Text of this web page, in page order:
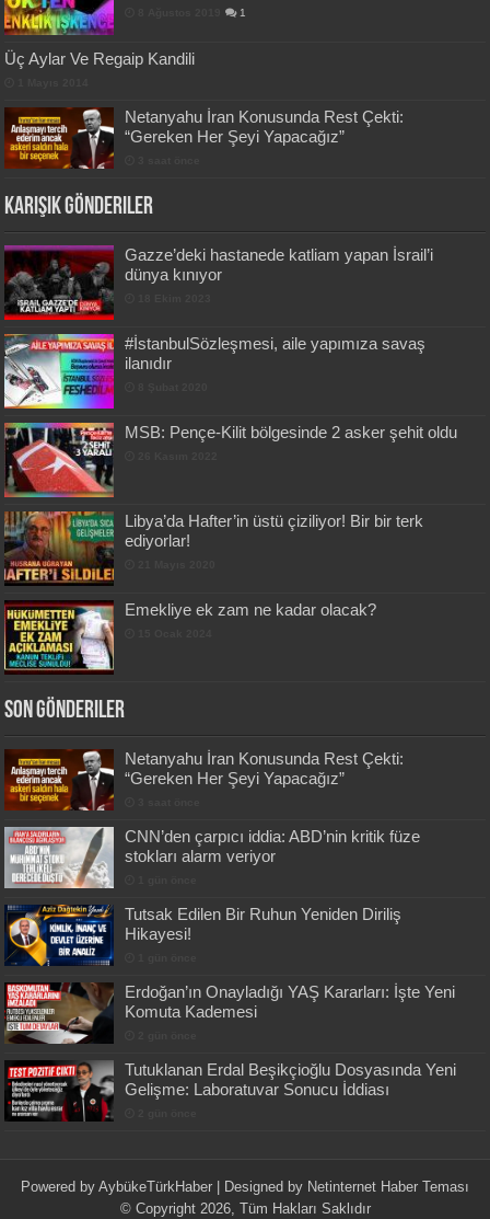
1
Üç Aylar Ve Regaip Kandili
Netanyahu İran Konusunda Rest Çekti:
“Gereken Her Şeyi Yapacağız”
Karışık Gönderiler
Gazze’deki hastanede katliam yapan İsrail’i
dünya kınıyor
#İstanbulSözleşmesi, aile yapımıza savaş
ilanıdır
MSB: Pençe-Kilit bölgesinde 2 asker şehit oldu
Libya’da Hafter’in üstü çiziliyor! Bir bir terk
ediyorlar!
Emekliye ek zam ne kadar olacak?
Son Gönderiler
Netanyahu İran Konusunda Rest Çekti:
“Gereken Her Şeyi Yapacağız”
CNN’den çarpıcı iddia: ABD’nin kritik füze
stokları alarm veriyor
Tutsak Edilen Bir Ruhun Yeniden Diriliş
Hikayesi!
Erdoğan’ın Onayladığı YAŞ Kararları: İşte Yeni
Komuta Kademesi
Tutuklanan Erdal Beşikçioğlu Dosyasında Yeni
Gelişme: Laboratuvar Sonucu İddiası
Powered by AybükeTürkHaber | Designed by Netinternet Haber Teması
© Copyright 2026, Tüm Hakları Saklıdır